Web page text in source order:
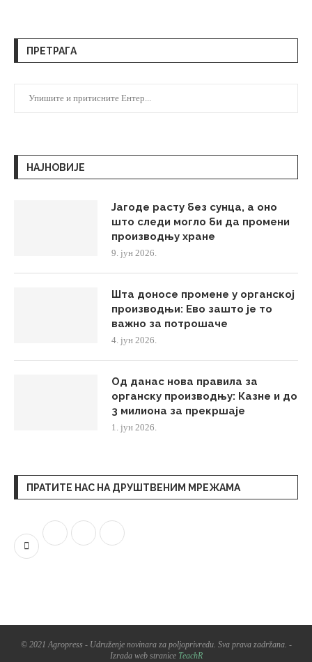
ПРЕТРАГА
НАЈНОВИЈЕ
Јагоде расту без сунца, а оно
што следи могло би да промени
производњу хране
9. јун 2026.
Шта доносе промене у органској
производњи: Ево зашто је то
важно за потрошаче
4. јун 2026.
Од данас нова правила за
органску производњу: Казне и до
3 милиона за прекршаје
1. јун 2026.
ПРАТИТЕ НАС НА ДРУШТВЕНИМ МРЕЖАМА
© 2021 Agropress - Udruženje novinara za poljoprivredu. Sva prava zadržana. -
Izrada web stranice TeachR